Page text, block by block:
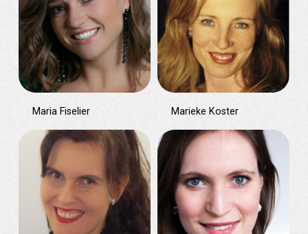
Maria Fiselier Marieke Koster